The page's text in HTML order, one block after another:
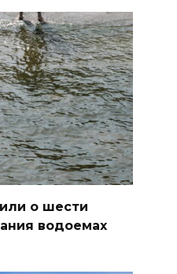
о шести
водоемах